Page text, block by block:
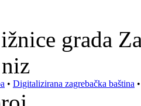
grada
• Digitalizirana zagrebačka baština